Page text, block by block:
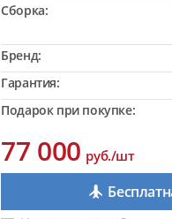
Сборка:
Бренд:
Гарантия:
Подарок при покупке:
77 000руб./шт